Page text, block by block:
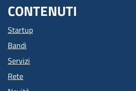
CONTENUTI
Startup
Bandi
Servizi
Rete